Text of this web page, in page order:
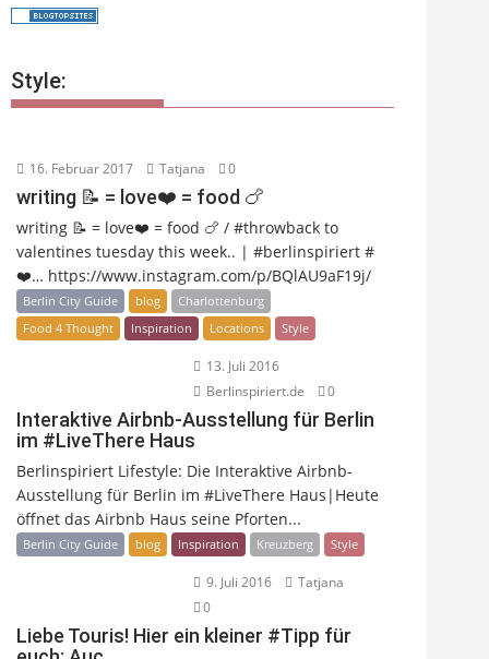
Style:
16. Februar 2017 Tatjana 0
writing 📝 = love❤️ = food 🍗
writing 📝 = love❤️ = food 🍗 / #throwback to
valentines tuesday this week.. | #berlinspiriert #
❤️… https://www.instagram.com/p/BQlAU9aF19j/
Berlin City Guide blog
Charlottenburg
Food 4 Thought
Inspiration Locations Style
13. Juli 2016
Berlinspiriert.de
0
Interaktive Airbnb-Ausstellung für Berlin
im #LiveThere Haus
Berlinspiriert Lifestyle: Die Interaktive Airbnb-
Ausstellung für Berlin im #LiveThere Haus|Heute
öffnet das Airbnb Haus seine Pforten...
Berlin City Guide blog Inspiration Kreuzberg Style
9. Juli 2016
Tatjana
0
Liebe Touris! Hier ein kleiner #Tipp für